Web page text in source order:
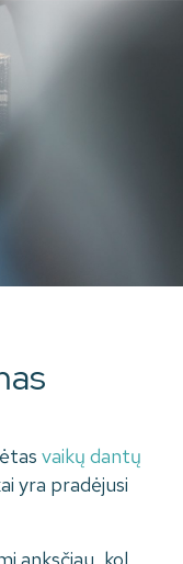
vaikų dantų
yra pradėjusi